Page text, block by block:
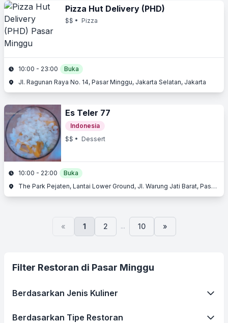
Pizza Hut Delivery (PHD)
$$ • Pizza
10:00 - 23:00
Buka
Jl. Ragunan Raya No. 14, Pasar Minggu, Jakarta Selatan, Jakarta
Es Teler 77
Indonesia
$$ • Dessert
10:00 - 22:00
Buka
The Park Pejaten, Lantai Lower Ground, Jl. Warung Jati Barat, Pasar Minggu, Jakarta Selatan, Jakarta
« 1 2 ... 10 »
Filter Restoran di Pasar Minggu
Berdasarkan Jenis Kuliner
Berdasarkan Tipe Restoran